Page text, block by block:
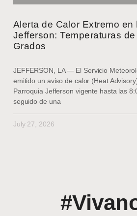
Alerta de Calor Extremo en
Jefferson: Temperaturas
Grados
JEFFERSON, LA — El Servicio
emitido un aviso de calor (Heat
Parroquia Jefferson vigente hasta las
seguido de una
July 27, 2026